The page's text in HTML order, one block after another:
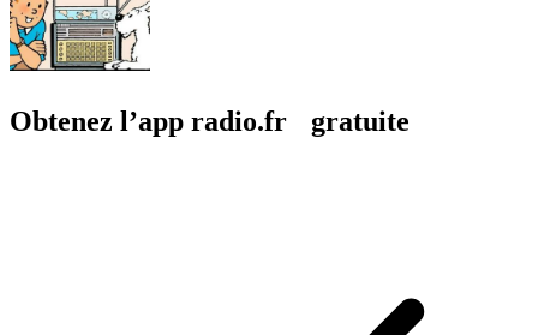
Obtenez l’app radio.fr gratuite